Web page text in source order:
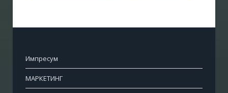
Импресум
МАРКЕТИНГ